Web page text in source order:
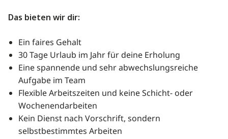
Das bieten wir dir:
Ein faires Gehalt
30 Tage Urlaub im Jahr für deine Erholung
Eine spannende und sehr abwechslungsreiche
Aufgabe im Team
Flexible Arbeitszeiten und keine Schicht- oder
Wochenendarbeiten
Kein Dienst nach Vorschrift, sondern
selbstbestimmtes Arbeiten